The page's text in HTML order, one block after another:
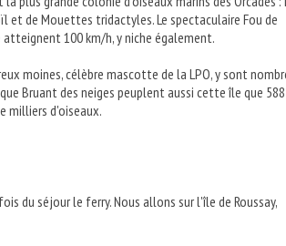
et de Mouettes tridactyles. Le spectaculaire Fou de
100 km/h, y niche également.
moines, célèbre mascotte de la LPO, y sont
Bruant des neiges peuplent aussi cette île que 588
milliers d'oiseaux.
du séjour le ferry. Nous allons sur l'île de Roussay,